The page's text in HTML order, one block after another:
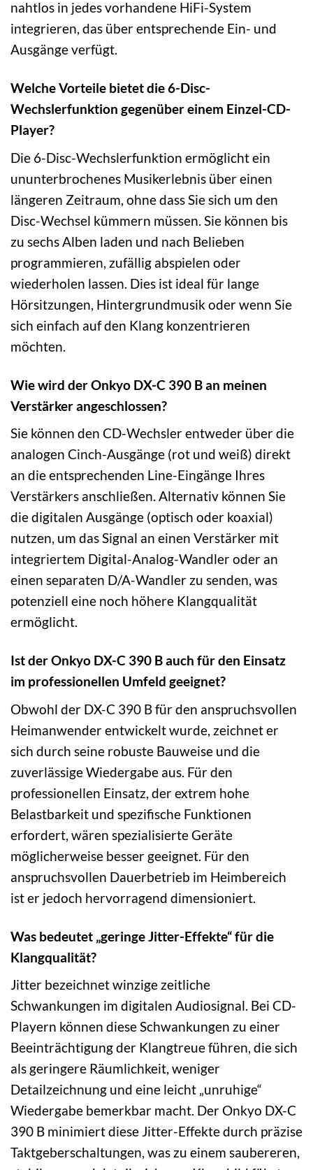
nahtlos in jedes vorhandene HiFi-System
integrieren, das über entsprechende Ein- und
Ausgänge verfügt.
Welche Vorteile bietet die 6-Disc-
Wechslerfunktion gegenüber einem Einzel-CD-
Player?
Die 6-Disc-Wechslerfunktion ermöglicht ein
ununterbrochenes Musikerlebnis über einen
längeren Zeitraum, ohne dass Sie sich um den
Disc-Wechsel kümmern müssen. Sie können bis
zu sechs Alben laden und nach Belieben
programmieren, zufällig abspielen oder
wiederholen lassen. Dies ist ideal für lange
Hörsitzungen, Hintergrundmusik oder wenn Sie
sich einfach auf den Klang konzentrieren
möchten.
Wie wird der Onkyo DX-C 390 B an meinen
Verstärker angeschlossen?
Sie können den CD-Wechsler entweder über die
analogen Cinch-Ausgänge (rot und weiß) direkt
an die entsprechenden Line-Eingänge Ihres
Verstärkers anschließen. Alternativ können Sie
die digitalen Ausgänge (optisch oder koaxial)
nutzen, um das Signal an einen Verstärker mit
integriertem Digital-Analog-Wandler oder an
einen separaten D/A-Wandler zu senden, was
potenziell eine noch höhere Klangqualität
ermöglicht.
Ist der Onkyo DX-C 390 B auch für den Einsatz
im professionellen Umfeld geeignet?
Obwohl der DX-C 390 B für den anspruchsvollen
Heimanwender entwickelt wurde, zeichnet er
sich durch seine robuste Bauweise und die
zuverlässige Wiedergabe aus. Für den
professionellen Einsatz, der extrem hohe
Belastbarkeit und spezifische Funktionen
erfordert, wären spezialisierte Geräte
möglicherweise besser geeignet. Für den
anspruchsvollen Dauerbetrieb im Heimbereich
ist er jedoch hervorragend dimensioniert.
Was bedeutet „geringe Jitter-Effekte“ für die
Klangqualität?
Jitter bezeichnet winzige zeitliche
Schwankungen im digitalen Audiosignal. Bei CD-
Playern können diese Schwankungen zu einer
Beeinträchtigung der Klangtreue führen, die sich
als geringere Räumlichkeit, weniger
Detailzeichnung und eine leicht „unruhige“
Wiedergabe bemerkbar macht. Der Onkyo DX-C
390 B minimiert diese Jitter-Effekte durch präzise
Taktgeberschaltungen, was zu einem saubereren,